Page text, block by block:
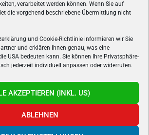
verarbeitet werden können. Wenn Sie auf
die vorgehend beschriebene Übermittlung nicht
und Cookie-Richtlinie informieren wir Sie
und erklären Ihnen genau, was eine
USA bedeuten kann. Sie können Ihre Privatsphäre-
jederzeit individuell anpassen oder widerrufen.
AKZEPTIEREN (INKL. US)
ABLEHNEN
und aus der Welt des e-Sport's.
FOLGE UNS